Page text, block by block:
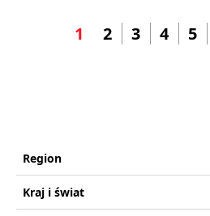
1 2 3 4 5
Region
Kraj i świat